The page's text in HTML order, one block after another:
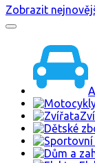
Zobrazit